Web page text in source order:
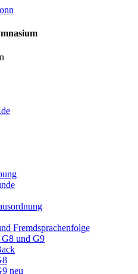
Fremdsprachenfolge
G8 und G9
neu